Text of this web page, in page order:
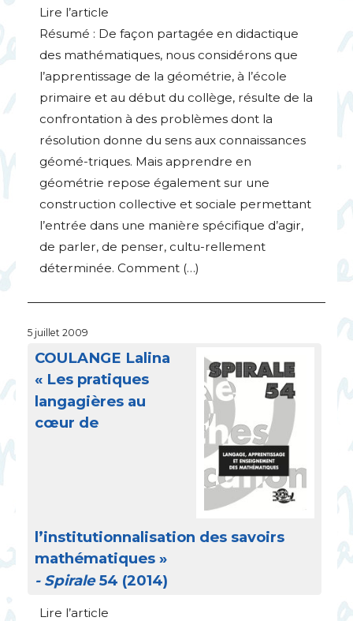
Lire l’article
Résumé : De façon partagée en didactique
des mathématiques, nous considérons que
l’apprentissage de la géométrie, à l’école
primaire et au début du collège, résulte de la
confrontation à des problèmes dont la
résolution donne du sens aux connaissances
géomé-triques. Mais apprendre en
géométrie repose également sur une
construction collective et sociale permettant
l’entrée dans une manière spécifique d’agir,
de parler, de penser, cultu-rellement
déterminée. Comment (…)
5 juillet 2009
COULANGE Lalina
« Les pratiques
langagières au
cœur de
l’institutionnalisation des savoirs
mathématiques »
- Spirale54 (2014)
Lire l’article